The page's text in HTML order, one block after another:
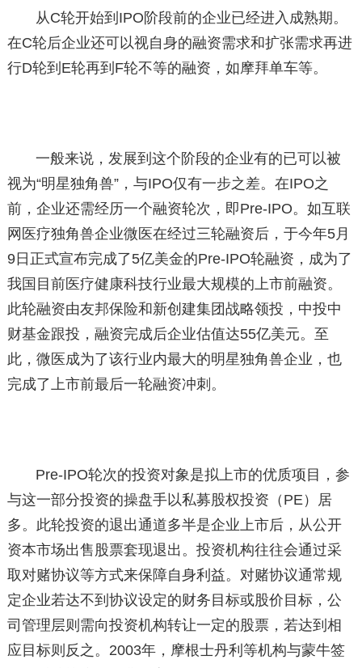
从C轮开始到IPO阶段前的企业已经进入成熟期。
在C轮后企业还可以视自身的融资需求和扩张需求再进
行D轮到E轮再到F轮不等的融资，如摩拜单车等。
一般来说，发展到这个阶段的企业有的已可以被
视为“明星独角兽”，与IPO仅有一步之差。在IPO之
前，企业还需经历一个融资轮次，即Pre-IPO。如互联
网医疗独角兽企业微医在经过三轮融资后，于今年5月
9日正式宣布完成了5亿美金的Pre-IPO轮融资，成为了
我国目前医疗健康科技行业最大规模的上市前融资。
此轮融资由友邦保险和新创建集团战略领投，中投中
财基金跟投，融资完成后企业估值达55亿美元。至
此，微医成为了该行业内最大的明星独角兽企业，也
完成了上市前最后一轮融资冲刺。
Pre-IPO轮次的投资对象是拟上市的优质项目，参
与这一部分投资的操盘手以私募股权投资（PE）居
多。此轮投资的退出通道多半是企业上市后，从公开
资本市场出售股票套现退出。投资机构往往会通过采
取对赌协议等方式来保障自身利益。对赌协议通常规
定企业若达不到协议设定的财务目标或股价目标，公
司管理层则需向投资机构转让一定的股票，若达到相
应目标则反之。2003年，摩根士丹利等机构与蒙牛签